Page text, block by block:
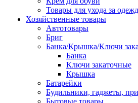
Товары для ухода за
Хозяйственные товары
Автотовары
Бриг
Банка/Крышка/Ключи
Банка
Ключи закаточные
Крышка
Батарейки
Будильники, гаджеты,
Бытовые товары